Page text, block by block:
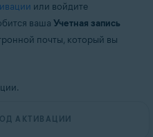
или войдите
ваша Учетная запись
почты, который вы
АКТИВАЦИИ